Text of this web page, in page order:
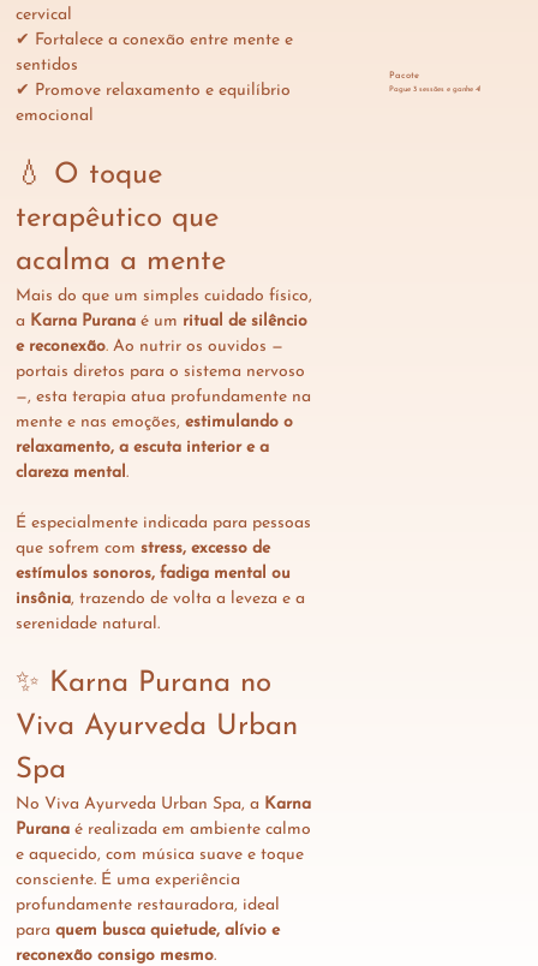
cervical
✔ Fortalece a conexão entre mente e
sentidos
✔ Promove relaxamento e equilíbrio
emocional
💧 O toque
terapêutico que
acalma a mente
Mais do que um simples cuidado físico,
a Karna Purana é um ritual de silêncio
e reconexão. Ao nutrir os ouvidos —
portais diretos para o sistema nervoso
—, esta terapia atua profundamente na
mente e nas emoções, estimulando o
relaxamento, a escuta interior e a
clareza mental .
É especialmente indicada para pessoas
que sofrem com stress, excesso de
estímulos sonoros, fadiga mental ou
insônia, trazendo de volta a leveza e a
serenidade natural.
✨ Karna Purana no
Viva Ayurveda Urban
Spa
No Viva Ayurveda Urban Spa, a Karna
Purana é realizada em ambiente calmo
e aquecido, com música suave e toque
consciente. É uma experiência
profundamente restauradora, ideal
para quem busca quietude, alívio e
reconexão consigo mesmo.
Pacote
Pague 3 sessões e ganhe 4!